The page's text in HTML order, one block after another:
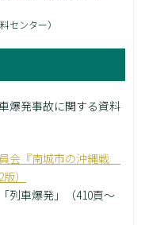
センター）
爆発事故に関する資料
会『南城市の沖縄戦
）
列車爆発」（410頁～